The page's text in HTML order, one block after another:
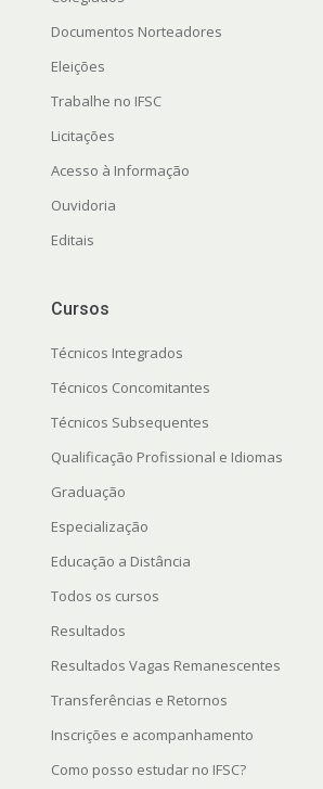
Documentos Norteadores
Eleições
Trabalhe no IFSC
Licitações
Acesso à Informação
Ouvidoria
Editais
Cursos
Técnicos Integrados
Técnicos Concomitantes
Técnicos Subsequentes
Qualificação Profissional e Idiomas
Graduação
Especialização
Educação a Distância
Todos os cursos
Resultados
Resultados Vagas Remanescentes
Transferências e Retornos
Inscrições e acompanhamento
Como posso estudar no IFSC?